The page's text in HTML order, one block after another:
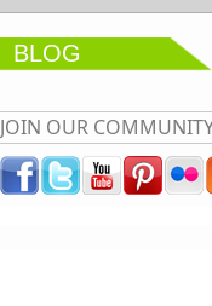
BLOG
JOIN OUR